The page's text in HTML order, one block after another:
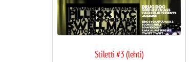
Stiletti #3 (lehti)